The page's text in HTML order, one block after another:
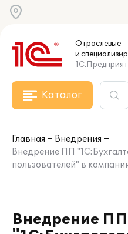
Отраслевые
и
Каталог
Главная
Внедрения
Внедрение ПП
пользователей" в
Внедрение ПП